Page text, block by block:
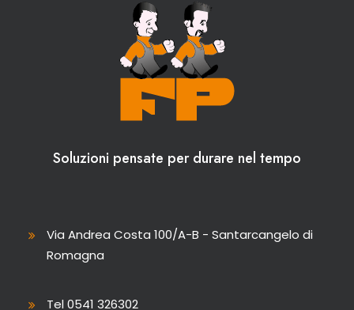
Soluzioni pensate per durare nel tempo
Via Andrea Costa 100/A-B - Santarcangelo di
Romagna
Tel 0541 326302